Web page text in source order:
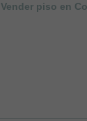
Vender piso en